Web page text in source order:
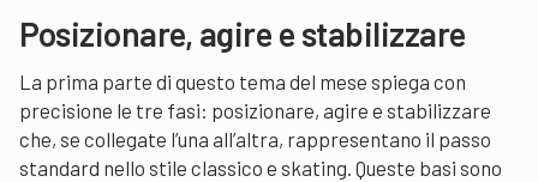
Posizionare, agire e stabilizzare
La prima parte di questo tema del mese spiega con
precisione le tre fasi: posizionare, agire e stabilizzare
che, se collegate l’una all’altra, rappresentano il passo
standard nello stile classico e skating. Queste basi sono